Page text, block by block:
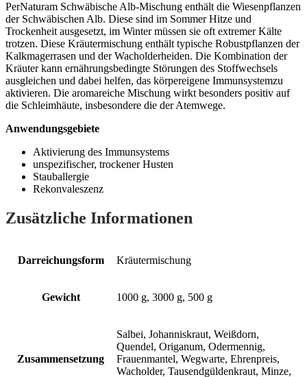
PerNaturam Schwäbische Alb-Mischung enthält die Wiesenpflanzen
der Schwäbischen Alb. Diese sind im Sommer Hitze und
Trockenheit ausgesetzt, im Winter müssen sie oft extremer Kälte
trotzen. Diese Kräutermischung enthält typische Robustpflanzen der
Kalkmagerrasen und der Wacholderheiden. Die Kombination der
Kräuter kann ernährungsbedingte Störungen des Stoffwechsels
ausgleichen und dabei helfen, das körpereigene Immunsystemzu
aktivieren. Die aromareiche Mischung wirkt besonders positiv auf
die Schleimhäute, insbesondere die der Atemwege.
Anwendungsgebiete
Aktivierung des Immunsystems
unspezifischer, trockener Husten
Stauballergie
Rekonvaleszenz
Zusätzliche Informationen
Darreichungsform Kräutermischung
Gewicht 1000 g, 3000 g, 500 g
Zusammensetzung
Salbei, Johanniskraut, Weißdorn,
Quendel, Origanum, Odermennig,
Frauenmantel, Wegwarte, Ehrenpreis,
Wacholder, Tausendgüldenkraut, Minze,